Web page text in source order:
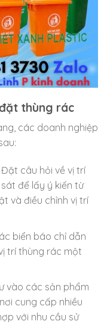
thùng rác
các doanh nghiệp
Đặt câu hỏi về vị trí
để lấy ý kiến từ
và điều chỉnh vị trí
biển báo chỉ dẫn
trí thùng rác một
vào các sản phẩm
cung cấp nhiều
với nhu cầu sử